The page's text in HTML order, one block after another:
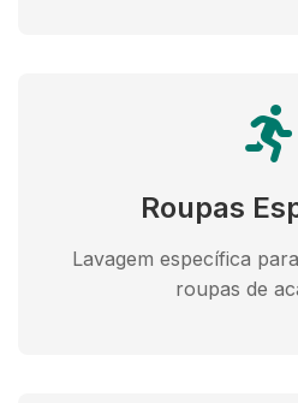
Roupas
Lavagem específica
roupas de